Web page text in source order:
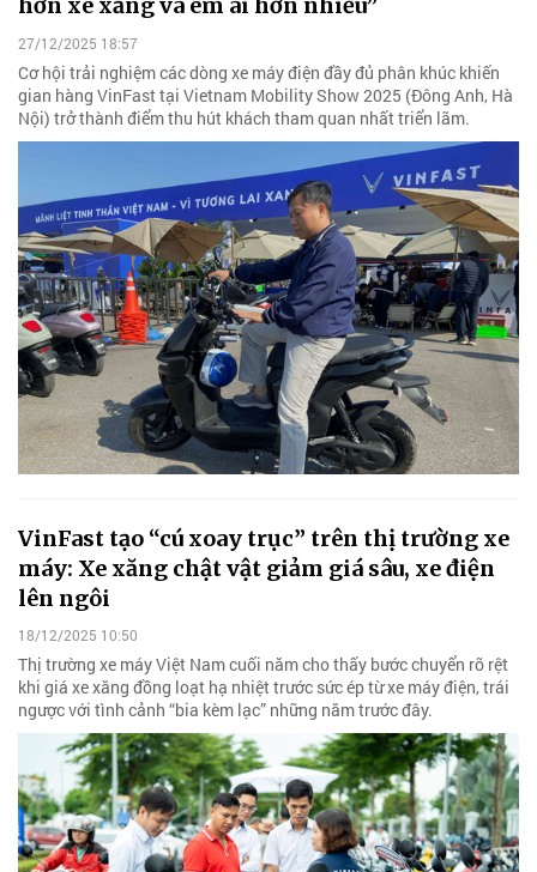
hơn xe xăng và êm ái hơn nhiều”
27/12/2025 18:57
Cơ hội trải nghiệm các dòng xe máy điện đầy đủ phân khúc khiến
gian hàng VinFast tại Vietnam Mobility Show 2025 (Đông Anh, Hà
Nội) trở thành điểm thu hút khách tham quan nhất triển lãm.
VinFast tạo “cú xoay trục” trên thị trường xe
máy: Xe xăng chật vật giảm giá sâu, xe điện
lên ngôi
18/12/2025 10:50
Thị trường xe máy Việt Nam cuối năm cho thấy bước chuyển rõ rệt
khi giá xe xăng đồng loạt hạ nhiệt trước sức ép từ xe máy điện, trái
ngược với tình cảnh “bia kèm lạc” những năm trước đây.